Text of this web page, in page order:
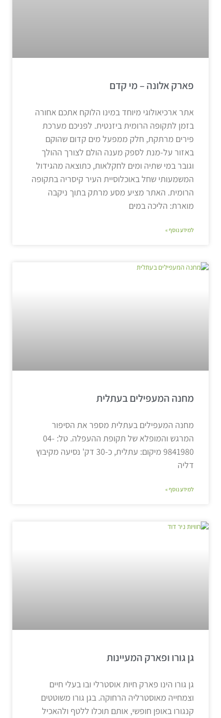
פארק אלונה – מי קדם
אתר ארכיאולוגי מיוחד במינו הלוקח אתכם אחורה
בזמן לתקופה הרומית ביזנטית. לפניכם מערכת
פירים מרתקת, חלק ממפעל מים קדום שהוקם
באזור על-מנת לספק מענה הולם לצורך ההולך
וגובר במי שתיה ומים לחקלאות, כתוצאה מהגידול
המשמעותי שחל באוכלוסיית העיר קיסריה בתקופה
הרומית. האתר מציע מסע מרתק בתוך ניקבה
מוארת: הליכה במים
למידע נוסף »
מחנה המעפילים בעתלית
מחנה המעפילים בעתלית מספר את הסיפור
המרגש והמופלא של תקופת ההעפלה. טל: 04-
9841980 מיקום: עתלית, כ-30 דק' נסיעה מקיבוץ
דליה
למידע נוסף »
גן גורו ופארק המעיינות
גן גורו הינו פארק חיות אוסטרלי ובו בעלי חיים
וצמחייה מאוסטרליה הרחוקה. בגן גורו משוטטים
קנגורו באופן חופשי, אותם תוכלו ללטף ולהאכיל